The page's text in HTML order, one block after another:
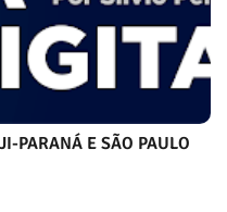
PARANÁ E SÃO PAULO